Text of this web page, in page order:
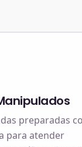
preparadas
para atender